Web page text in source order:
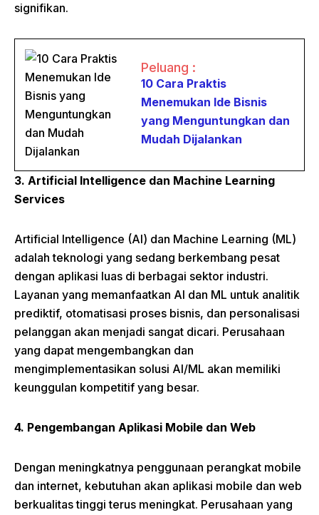
signifikan.
Peluang :
10 Cara Praktis
Menemukan Ide Bisnis
yang Menguntungkan dan
Mudah Dijalankan
3. Artificial Intelligence dan Machine Learning
Services
Artificial Intelligence (AI) dan Machine Learning (ML)
adalah teknologi yang sedang berkembang pesat
dengan aplikasi luas di berbagai sektor industri.
Layanan yang memanfaatkan AI dan ML untuk analitik
prediktif, otomatisasi proses bisnis, dan personalisasi
pelanggan akan menjadi sangat dicari. Perusahaan
yang dapat mengembangkan dan
mengimplementasikan solusi AI/ML akan memiliki
keunggulan kompetitif yang besar.
4. Pengembangan Aplikasi Mobile dan Web
Dengan meningkatnya penggunaan perangkat mobile
dan internet, kebutuhan akan aplikasi mobile dan web
berkualitas tinggi terus meningkat. Perusahaan yang